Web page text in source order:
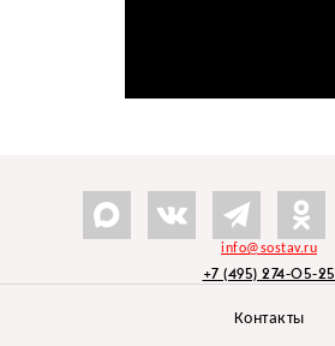
info@sostav.ru
+7 (495) 274-05-25
Контакты